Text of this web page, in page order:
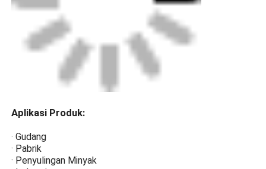
Perlindungan tahan
ledakan dari kaca tempered
berkekuatan tinggi
mencegah percikan api dari
pencahayaan bersentuhan
dengan gas yang mudah
Desain Hemat Energi
Manik-manik lampu LED
kecerahan tinggi, manik-
Aplikasi Produk:
· Gudang
· Pabrik
· Penyulingan Minyak